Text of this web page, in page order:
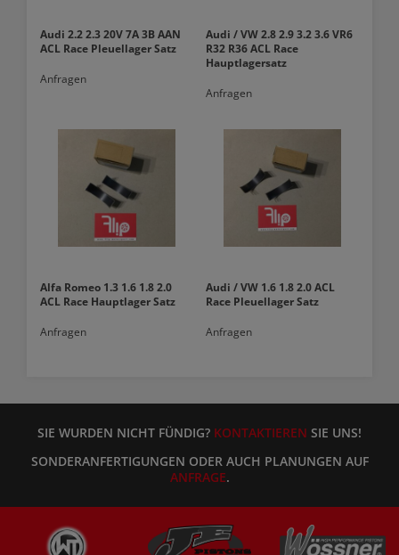
Audi 2.2 2.3 20V 7A 3B AAN
ACL Race Pleuellager Satz
Anfragen
Audi / VW 2.8 2.9 3.2 3.6 VR6
R32 R36 ACL Race
Hauptlagersatz
Anfragen
Alfa Romeo 1.3 1.6 1.8 2.0
ACL Race Hauptlager Satz
Anfragen
Audi / VW 1.6 1.8 2.0 ACL
Race Pleuellager Satz
Anfragen
SIE WURDEN NICHT FÜNDIG? KONTAKTIEREN SIE UNS!
SONDERANFERTIGUNGEN ODER AUCH PLANUNGEN AUF
ANFRAGE.